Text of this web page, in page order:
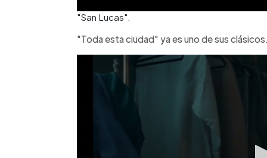
"San Lucas".
"Toda esta ciudad" ya es uno de sus